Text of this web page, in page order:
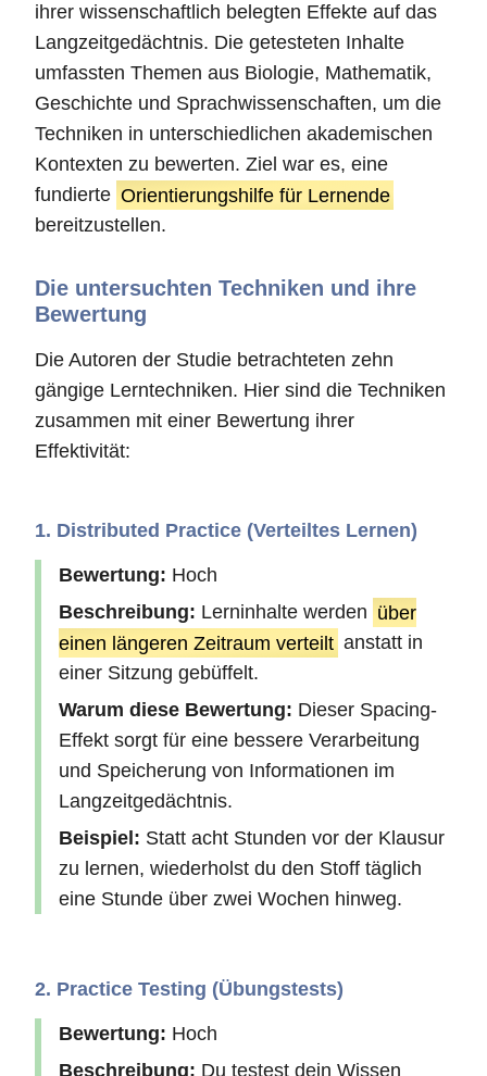
ihrer wissenschaftlich belegten Effekte auf das
Langzeitgedächtnis. Die getesteten Inhalte
umfassten Themen aus Biologie, Mathematik,
Geschichte und Sprachwissenschaften, um die
Techniken in unterschiedlichen akademischen
Kontexten zu bewerten. Ziel war es, eine
fundierte Orientierungshilfe für Lernende
bereitzustellen.
Die untersuchten Techniken und ihre
Bewertung
Die Autoren der Studie betrachteten zehn
gängige Lerntechniken. Hier sind die Techniken
zusammen mit einer Bewertung ihrer
Effektivität:
1. Distributed Practice (Verteiltes Lernen)
Bewertung: Hoch
Beschreibung: Lerninhalte werden über
einen längeren Zeitraum verteilt anstatt in
einer Sitzung gebüffelt.
Warum diese Bewertung: Dieser Spacing-
Effekt sorgt für eine bessere Verarbeitung
und Speicherung von Informationen im
Langzeitgedächtnis.
Beispiel: Statt acht Stunden vor der Klausur
zu lernen, wiederholst du den Stoff täglich
eine Stunde über zwei Wochen hinweg.
2. Practice Testing (Übungstests)
Bewertung: Hoch
Beschreibung: Du testest dein Wissen